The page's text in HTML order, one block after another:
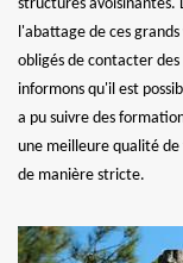
structures avoisinantes.
l'abattage de ces
obligés de contacter
informons qu'il est
a pu suivre des
une meilleure qualité de
de manière stricte.